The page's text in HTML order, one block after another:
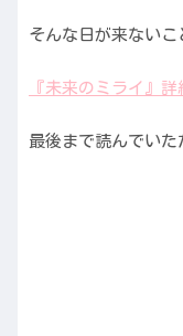
そんな日が来ない
『未来のミライ』
最後まで読んでいた